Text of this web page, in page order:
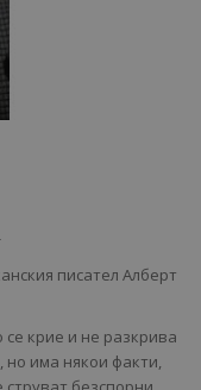
писател Алберт
крие и не разкрива
но има някои факти,